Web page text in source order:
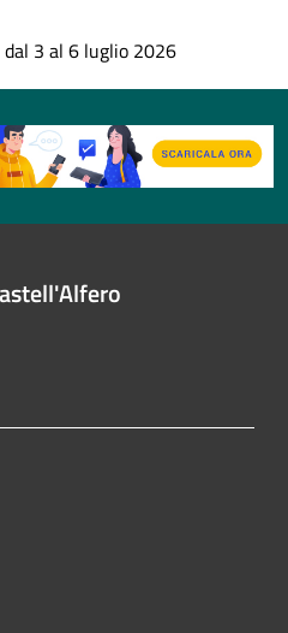
3 al 6 luglio 2026